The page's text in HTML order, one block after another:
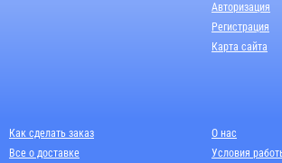
Авторизация
Регистрация
Карта сайта
Как сделать заказ
Все о доставке
О нас
Условия